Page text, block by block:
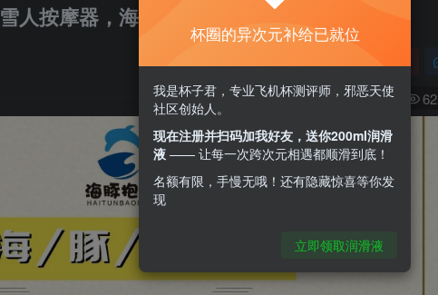
按摩器，海豚评分：8分
0 62
杯圈的异次元补给已就位
我是杯子君，专业飞机杯测评师，邪恶天使
社区创始人。
现在注册并扫码加我好友，送你200ml润滑
液 —— 让每一次跨次元相遇都顺滑到底！
名额有限，手慢无哦！还有隐藏惊喜等你发
现
立即领取润滑液